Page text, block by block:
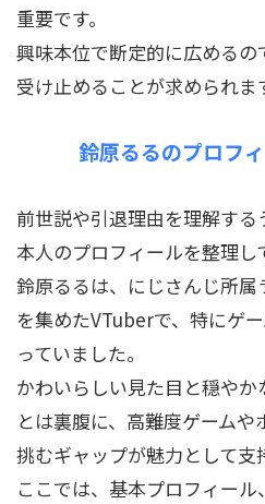
重要です。
興味本位で断定的に広める
受け止めることが求められま
鈴原るるのプロフ
前世説や引退理由を理解す
本人のプロフィールを整理し
鈴原るるは、にじさんじ所
を集めたVTuberで、特にゲ
っていました。
かわいらしい見た目と穏や
とは裏腹に、高難度ゲーム
挑むギャップが魅力として支
ここでは、基本プロフィー